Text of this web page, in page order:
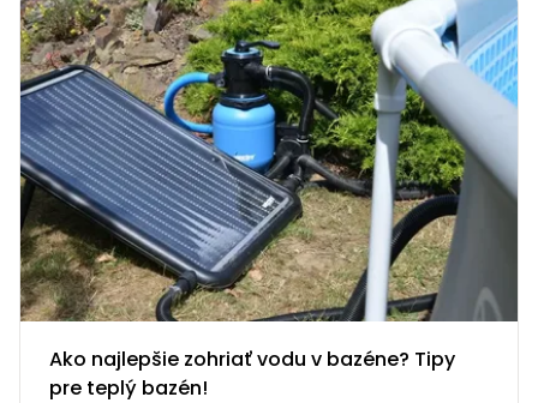
Ako najlepšie zohriať vodu v bazéne? Tipy
pre teplý bazén!